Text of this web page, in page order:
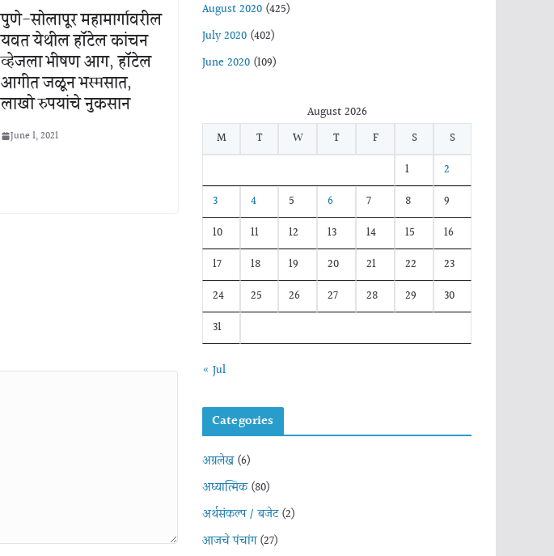
पुणे-सोलापूर महामार्गावरील
यवत येथील हॉटेल कांचन
व्हेजला भीषण आग, हॉटेल
आगीत जळून भस्मसात,
लाखो रुपयांचे नुकसान
June 1, 2021
August 2020 (425)
July 2020 (402)
June 2020 (109)
August 2026
M
T W T F S
S
1
2
3
4 5 6 7 8
9
10
11 12 13 14 15
16
17
18 19 20 21 22
23
24
25 26 27 28 29
30
31
« Jul
Categories
अग्रलेख(6)
अध्यात्मिक(80)
अर्थसंकल्प / बजेट(2)
आजचे पंचांग(27)